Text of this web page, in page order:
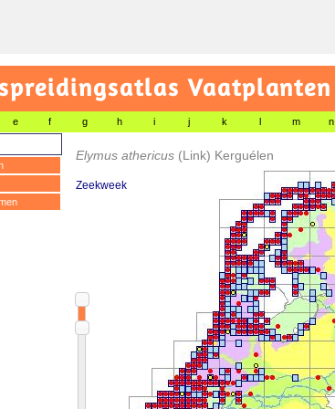
Vaatplanten
e f g h i j k l m n
Elymus athericus (Link) Kerguélen
Zeekweek